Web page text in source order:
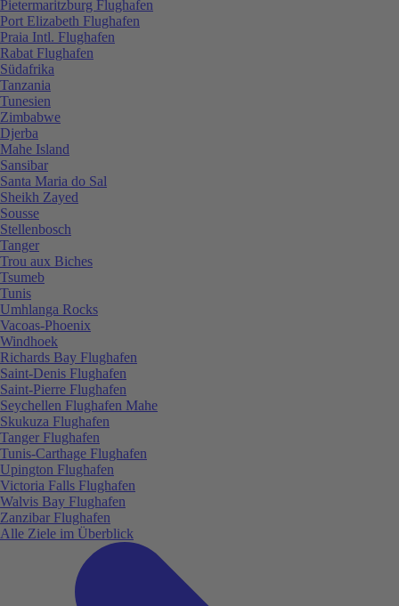
Pietermaritzburg Flughafen
Port Elizabeth Flughafen
Praia Intl. Flughafen
Rabat Flughafen
Südafrika
Tanzania
Tunesien
Zimbabwe
Djerba
Mahe Island
Sansibar
Santa Maria do Sal
Sheikh Zayed
Sousse
Stellenbosch
Tanger
Trou aux Biches
Tsumeb
Tunis
Umhlanga Rocks
Vacoas-Phoenix
Windhoek
Richards Bay Flughafen
Saint-Denis Flughafen
Saint-Pierre Flughafen
Seychellen Flughafen Mahe
Skukuza Flughafen
Tanger Flughafen
Tunis-Carthage Flughafen
Upington Flughafen
Victoria Falls Flughafen
Walvis Bay Flughafen
Zanzibar Flughafen
Alle Ziele im Überblick